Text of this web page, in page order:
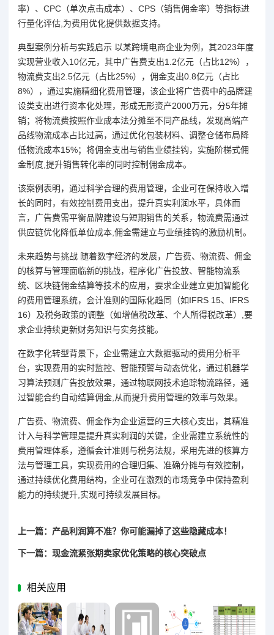
率）、CPC（单次点击成本）、CPS（销售佣金率）等指标进
行量化评估,为费用优化提供数据支持。
典型案例分析与实践启示 以某跨境电商企业为例，其2023年度
实现营业收入10亿元，其中广告费支出1.2亿元（占比12%），
物流费支出2.5亿元（占比25%），佣金支出0.8亿元（占比
8%），通过实施精细化费用管理，该企业将广告费中的品牌建
设类支出进行资本化处理，形成无形资产2000万元，分5年摊
销；将物流费按照作业成本法分摊至不同产品线，发现高端产
品线物流成本占比过高，通过优化包装材料、调整仓储布局降
低物流成本15%；将佣金支出与销售业绩挂钩，实施阶梯式佣
金制度,提升销售转化率的同时控制佣金成本。
该案例表明，通过科学合理的费用管理，企业可在保持收入增
长的同时，有效控制费用支出，提升真实利润水平，具体而
言，广告费需平衡品牌建设与短期销售的关系，物流费需通过
供应链优化降低单位成本,佣金需建立与业绩挂钩的激励机制。
未来趋势与挑战 随着数字经济的发展，广告费、物流费、佣金
的核算与管理面临新的挑战，程序化广告投放、智能物流系
统、区块链佣金结算等技术的应用，要求企业建立更加智能化
的费用管理系统，会计准则的国际化趋同（如IFRS 15、IFRS
16）及税务政策的调整（如增值税改革、个人所得税改革）,要
求企业持续更新财务知识与实务技能。
在数字化转型背景下，企业需建立大数据驱动的费用分析平
台，实现费用的实时监控、智能预警与动态优化，通过机器学
习算法预测广告投放效果，通过物联网技术追踪物流路径，通
过智能合约自动结算佣金,从而提升费用管理的效率与效果。
广告费、物流费、佣金作为企业运营的三大核心支出，其精准
计入与科学管理是提升真实利润的关键，企业需建立系统性的
费用管理体系，遵循会计准则与税务法规，采用先进的核算方
法与管理工具，实现费用的合理归集、准确分摊与有效控制，
通过持续优化费用结构，企业可在激烈的市场竞争中保持盈利
能力的持续提升,实现可持续发展目标。
上一篇：产品利润算不准？你可能漏掉了这些隐藏成本！
下一篇：现金流紧张期卖家优化策略的核心突破点
相关应用